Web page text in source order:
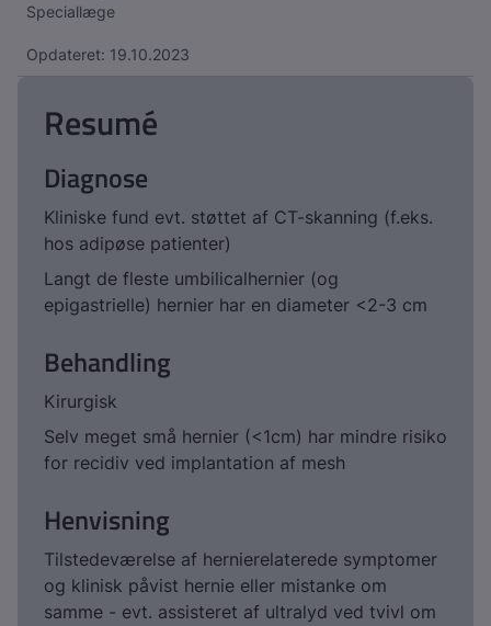
Speciallæge
Opdateret: 19.10.2023
Resumé
Diagnose
Kliniske fund evt. støttet af CT-skanning (f.eks.
hos adipøse patienter)
Langt de fleste umbilicalhernier (og
epigastrielle) hernier har en diameter <2-3 cm
Behandling
Kirurgisk
Selv meget små hernier (<1cm) har mindre risiko
for recidiv ved implantation af mesh
Henvisning
Tilstedeværelse af hernierelaterede symptomer
og klinisk påvist hernie eller mistanke om
samme - evt. assisteret af ultralyd ved tvivl om